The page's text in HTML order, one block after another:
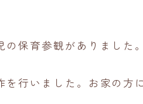
保育参観がありました。
を行いました。お家の